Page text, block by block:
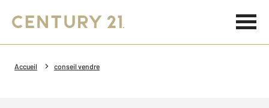
Accueil conseil vendre